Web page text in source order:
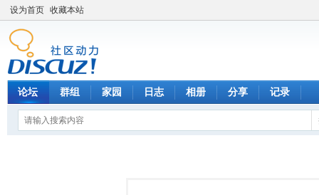
设为首页 收藏本站
论坛 群组 家园 日志 相册 分享 记录